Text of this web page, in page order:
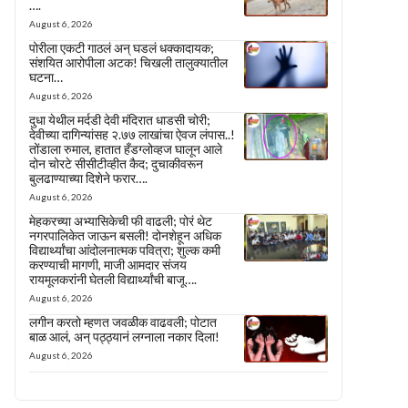
….
August 6, 2026
पोरीला एकटी गाठलं अन् घडलं धक्कादायक;
संशयित आरोपीला अटक! चिखली तालुक्यातील
घटना…
August 6, 2026
दुधा येथील मर्दडी देवी मंदिरात धाडसी चोरी;
देवीच्या दागिन्यांसह २.७७ लाखांचा ऐवज लंपास..!
तोंडाला रुमाल, हातात हँडग्लोव्हज घालून आले
दोन चोरटे सीसीटीव्हीत कैद; दुचाकीवरून
बुलढाण्याच्या दिशेने फरार….
August 6, 2026
मेहकरच्या अभ्यासिकेची फी वाढली; पोरं थेट
नगरपालिकेत जाऊन बसली! दोनशेहून अधिक
विद्यार्थ्यांचा आंदोलनात्मक पवित्रा; शुल्क कमी
करण्याची मागणी, माजी आमदार संजय
रायमूलकरांनी घेतली विद्यार्थ्यांची बाजू….
August 6, 2026
लगीन करतो म्हणत जवळीक वाढवली; पोटात
बाळ आलं, अन् पठ्ठ्यानं लग्नाला नकार दिला!
August 6, 2026